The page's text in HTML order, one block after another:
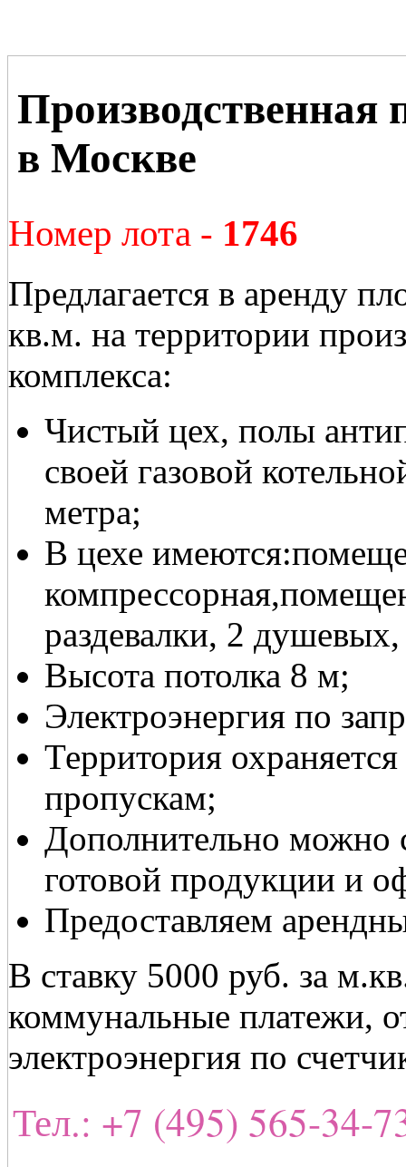
Производственная
в Москве
Номер лота - 1746
Предлагается в аренду
кв.м. на территории
комплекса:
Чистый цех, полы
своей газовой
метра;
В цехе
раздевалки, 2 душевых,
Высота потолка 8 м;
Электроэнергия по
Территория
пропускам;
Дополнительно можно
готовой продукции и
Предоставляем
В ставку 5000 руб. за
коммунальные платежи,
электроэнергия по
Тел.: +7 (495) 565-34-